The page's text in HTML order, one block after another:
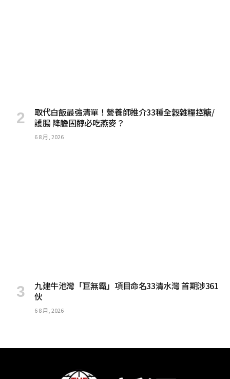
取代白飯最強清單！營養師推介33種全穀雜糧控糖/
護腸 降膽固醇必吃燕麥？
6 8 月, 2026
九建牛池灣「巨無霸」項目命名33清水灣 首期涉361
伙
6 8 月, 2026